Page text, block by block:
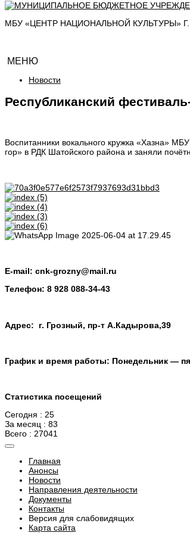
МБУ «ЦЕНТР НАЦИОНАЛЬНОЙ КУЛЬТУРЫ»
МЕНЮ
Новости
Республиканский
Воспитанники вокального кружка «Хазна»
гор» в РДК Шатойского района и заняли
E-mail: cnk-grozny@mail.ru
Телефон: 8 928 088-34-43
Адрес: г. Грозный, пр-т А.Кадырова,39
График и время работы: Понедельник —
Статистика посещений
Сегодня : 25
За месяц : 83
Всего : 27041
Главная
Анонсы
Новости
Направления деятельности
Документы
Контакты
Версия для слабовидящих
Карта сайта